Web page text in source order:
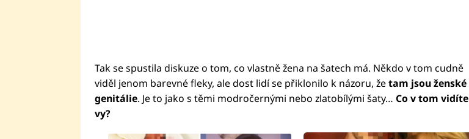
Tak se spustila diskuze o tom, co vlastně žena na šatech má. Někdo v tom cudně
viděl jenom barevné fleky, ale dost lidí se přiklonilo k názoru, žetam jsou ženské
genitálie. Je to jako s těmi modročernými nebo zlatobílými šaty… Co v tom vidíte
vy?